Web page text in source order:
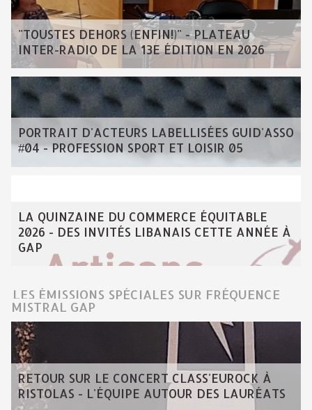
"TOUSTES DEHORS (ENFIN!)" - PLATEAU
INTER-RADIO DE LA 13E ÉDITION EN 2026
PORTRAIT D'ACTEURS LABELLISÉES GUID'ASSO
#04 - PROFESSION SPORT ET LOISIR 05
LA QUINZAINE DU COMMERCE ÉQUITABLE
2026 - DES INVITÉS LIBANAIS CETTE ANNÉE À
GAP
LES ÉMISSIONS SPÉCIALES SUR FRÉQUENCE
MISTRAL GAP
RETOUR SUR LE CONCERT CLASS'EUROCK À
RISTOLAS - L'ÉQUIPE AUTOUR DES LAURÉATS